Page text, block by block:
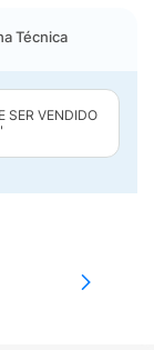
Técnica
SER VENDIDO